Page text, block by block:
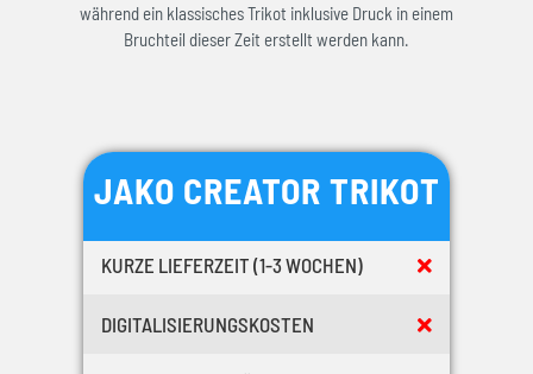
während ein klassisches Trikot inklusive Druck in einem
Bruchteil dieser Zeit erstellt werden kann.
JAKO CREATOR TRIKOT
KURZE LIEFERZEIT (1-3 WOCHEN)
DIGITALISIERUNGSKOSTEN